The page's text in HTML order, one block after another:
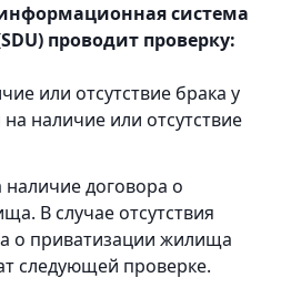
система
проводит проверку:
или отсутствие брака у
наличие или отсутствие
договора о
В случае отсутствия
о приватизации жилища
следующей проверке.